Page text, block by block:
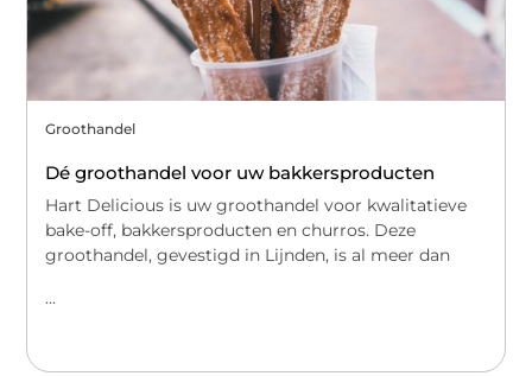
Groothandel
Dé groothandel voor uw bakkersproducten
Hart Delicious is uw groothandel voor kwalitatieve
bake-off, bakkersproducten en churros. Deze
groothandel, gevestigd in Lijnden, is al meer dan
...